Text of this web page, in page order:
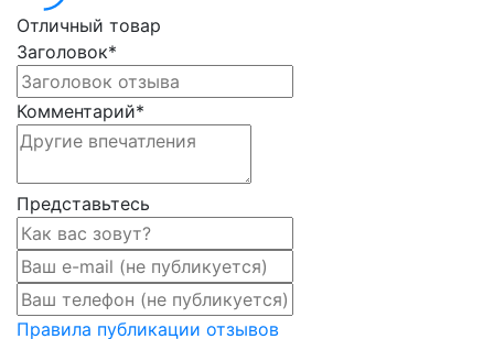
Отличный товар
Заголовок*
Комментарий*
Представьтесь
Правила публикации отзывов